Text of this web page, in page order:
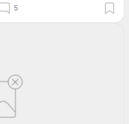
5